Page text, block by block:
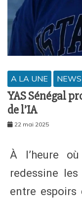
A LA UNE NEWS
YAS Sénégal
de l’IA
22 mai 2025
À l’heure
redessine
entre espoirs